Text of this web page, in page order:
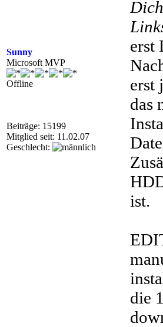
Sunny
Microsoft MVP
Offline
Beiträge: 15199
Mitglied seit: 11.02.07
Geschlecht:
Dich
erst
erst
das
ist.
die